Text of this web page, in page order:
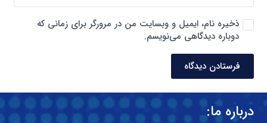
ذخیره نام، ایمیل و وبسایت من در مرورگر برای زمانی که
دوباره دیدگاهی می‌نویسم.
فرستادن دیدگاه
درباره ما: